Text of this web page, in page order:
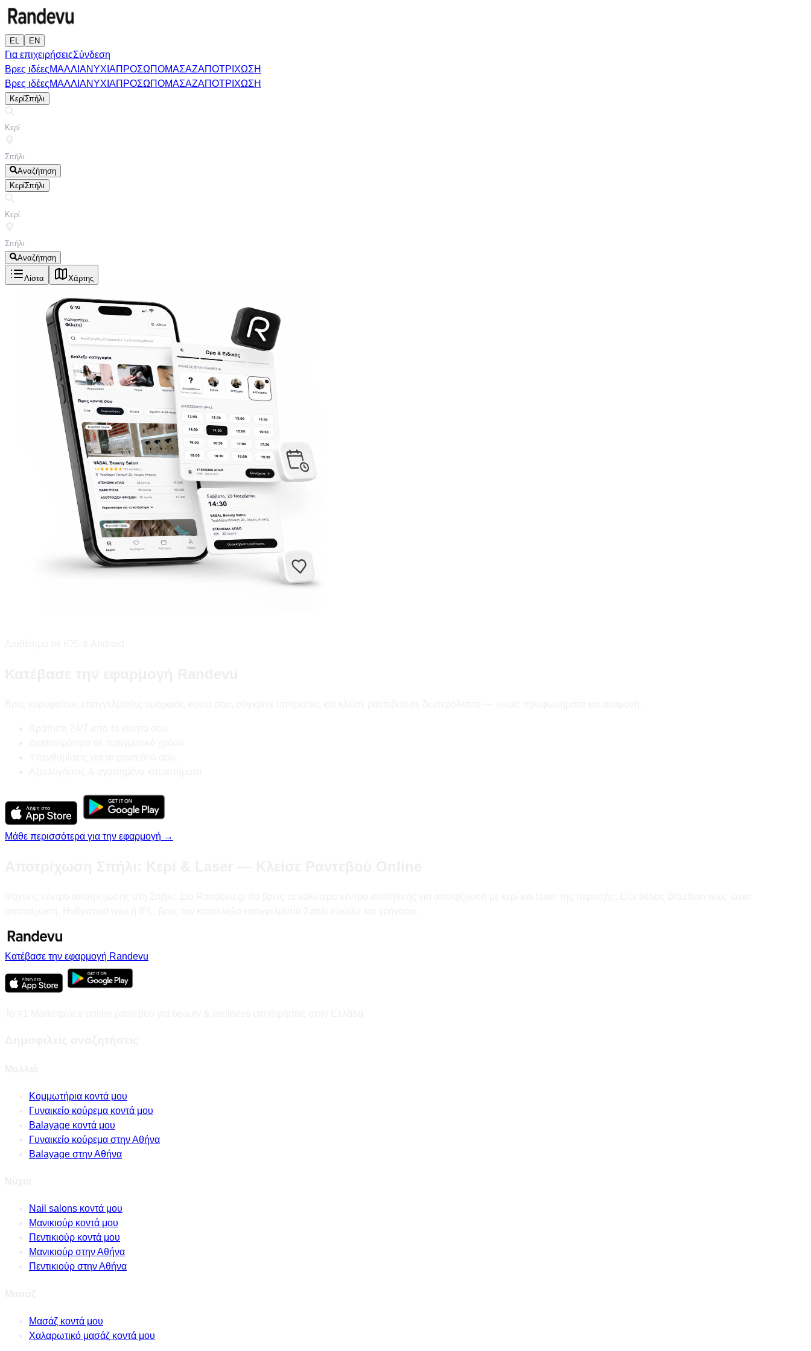
EL EN
Για επιχειρήσειςΣύνδεση
Βρες ιδέεςΜΑΛΛΙΑΝΥΧΙΑΠΡΟΣΩΠΟΜΑΣΑΖΑΠΟΤΡΙΧΩΣΗ
Βρες ιδέεςΜΑΛΛΙΑΝΥΧΙΑΠΡΟΣΩΠΟΜΑΣΑΖΑΠΟΤΡΙΧΩΣΗ
ΚερίΣπήλι
Αναζήτηση
ΚερίΣπήλι
Αναζήτηση
Λίστα Χάρτης
Μάθε περισσότερα για την εφαρμογή →
Κατέβασε την εφαρμογή Randevu
Κομμωτήρια κοντά μου
Γυναικείο κούρεμα κοντά μου
Balayage κοντά μου
Γυναικείο κούρεμα στην Αθήνα
Balayage στην Αθήνα
Nail salons κοντά μου
Μανικιούρ κοντά μου
Πεντικιούρ κοντά μου
Μανικιούρ στην Αθήνα
Πεντικιούρ στην Αθήνα
Μασάζ κοντά μου
Χαλαρωτικό μασάζ κοντά μου